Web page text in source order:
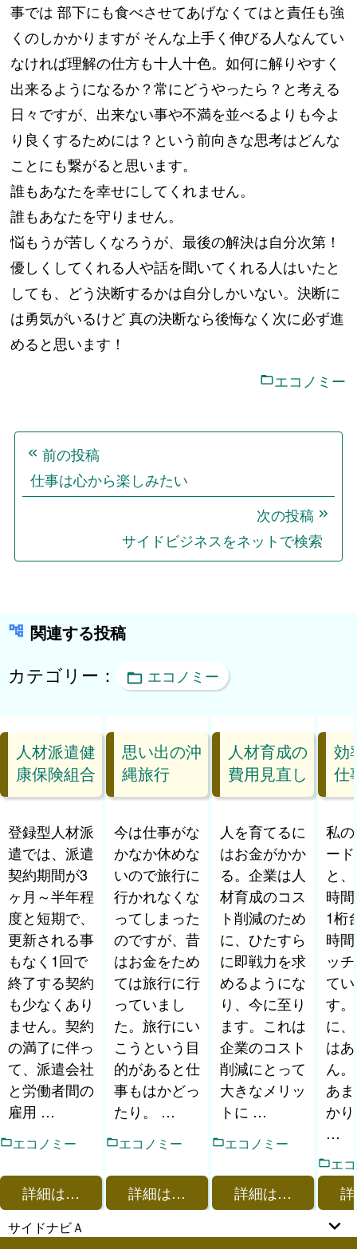
事では 部下にも食べさせてあげなくてはと責任も強
くのしかかりますが そんな上手く伸びる人なんてい
なければ理解の仕方も十人十色。如何に解りやすく
出来るようになるか？常にどうやったら？と考える
日々ですが、出来ない事や不満を並べるよりも今よ
り良くするためには？という前向きな思考はどんな
ことにも繋がると思います。
誰もあなたを幸せにしてくれません。
誰もあなたを守りません。
悩もうが苦しくなろうが、最後の解決は自分次第！
優しくしてくれる人や話を聞いてくれる人はいたと
しても、どう決断するかは自分しかいない。決断に
は勇気がいるけど 真の決断なら後悔なく次に必ず進
めると思います！
エコノミー
投
ナ
ー
ョ
ン
前の投稿
仕事は心から楽しみたい
次の投稿
サイドビジネスをネットで検索
サイドナビＡ
関連する投稿
カテゴリー： エコノミー
人材派遣健
康保険組合
登録型人材派
遣では、派遣
契約期間が3
ヶ月～半年程
度と短期で、
更新される事
もなく1回で
終了する契約
も少なくあり
ません。契約
の満了に伴っ
て、派遣会社
と労働者間の
雇用 …
エコノミー
詳細は…
思い出の沖
縄旅行
今は仕事がな
かなか休めな
いので旅行に
行かれなくな
ってしまった
のですが、昔
はお金をため
ては旅行に行
っていまし
た。旅行にい
こうという目
的があると仕
事もはかどっ
たり。 …
エコノミー
詳細は…
人材育成の
費用見直し
人を育てるに
はお金がかか
る。企業は人
材育成のコス
ト削減のため
に、ひたすら
に即戦力を求
めるようにな
り、今に至り
ます。これは
企業のコスト
削減にとって
大きなメリッ
トに …
エコノミー
詳細は…
効
仕
私
ー
と
時
1桁
時
ッ
て
す
に
は
ん
あ
か
…
エ